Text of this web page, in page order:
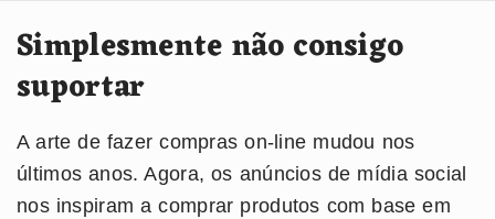
Simplesmente não consigo
suportar
A arte de fazer compras on-line mudou nos
últimos anos. Agora, os anúncios de mídia social
nos inspiram a comprar produtos com base em